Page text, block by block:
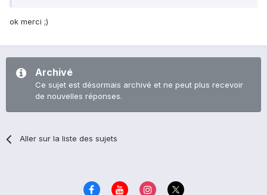
ok merci ;)
Archivé
Ce sujet est désormais archivé et ne peut plus recevoir
de nouvelles réponses.
Aller sur la liste des sujets